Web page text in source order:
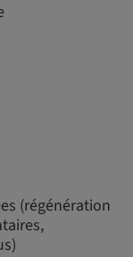
(régénération